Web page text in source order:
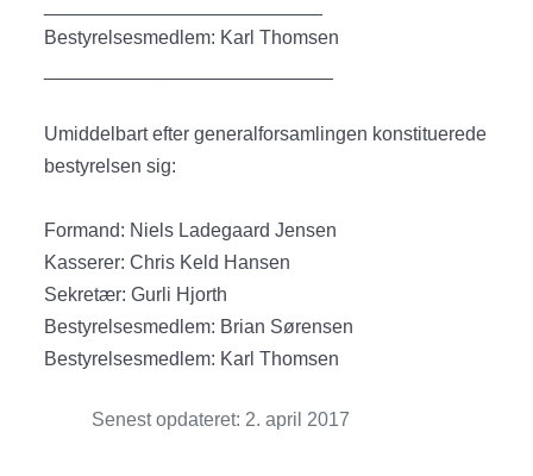
Bestyrelsesmedlem: Karl Thomsen
Umiddelbart efter generalforsamlingen konstituerede
bestyrelsen sig:
Formand: Niels Ladegaard Jensen
Kasserer: Chris Keld Hansen
Sekretær: Gurli Hjorth
Bestyrelsesmedlem: Brian Sørensen
Bestyrelsesmedlem: Karl Thomsen
Senest opdateret: 2. april 2017